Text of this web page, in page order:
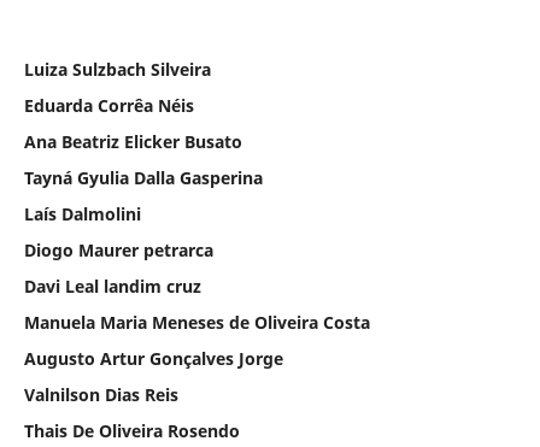
Luiza Sulzbach Silveira
Eduarda Corrêa Néis
Ana Beatriz Elicker Busato
Tayná Gyulia Dalla Gasperina
Laís Dalmolini
Diogo Maurer petrarca
Davi Leal landim cruz
Manuela Maria Meneses de Oliveira Costa
Augusto Artur Gonçalves Jorge
Valnilson Dias Reis
Thais De Oliveira Rosendo